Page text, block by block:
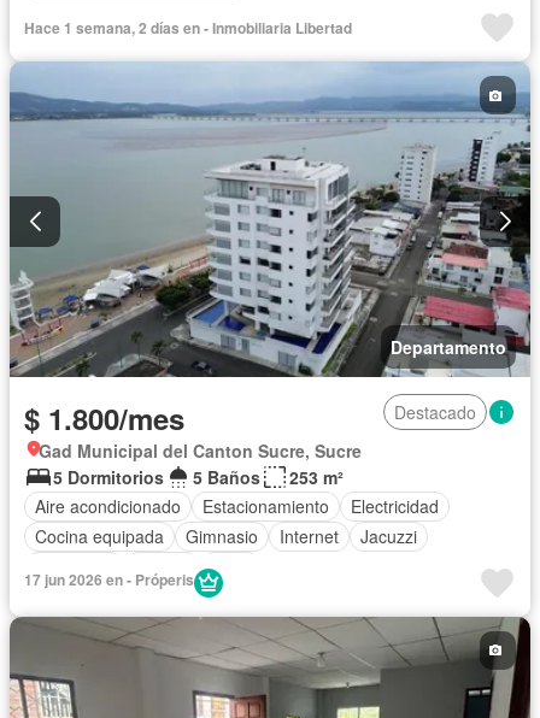
Hace 1 semana, 2 días en - Inmobiliaria Libertad
Departamento
$ 1.800/mes
Destacado
Gad Municipal del Canton Sucre, Sucre
5 Dormitorios
5 Baños
253 m²
Aire acondicionado
Estacionamiento
Electricidad
Cocina equipada
Gimnasio Internet
Jacuzzi
Agua
17 jun 2026 en - Próperis